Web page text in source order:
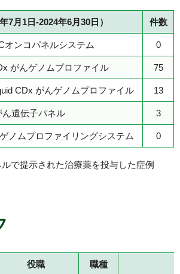
7月1日-2024年6月30日） 件数
オンコパネルシステム 0
がんゲノムプロファイル 75
CDx がんゲノムプロファイル 13
遺伝子パネル 3
ノムプロファイリングシステム 0
で提示された治療薬を投与した症例
役職 職種